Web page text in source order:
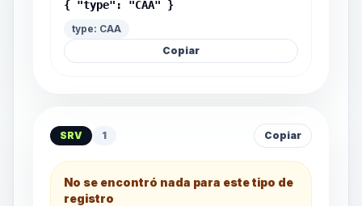
{ "type": "CAA" }
type: CAA
Copiar
SRV 1 Copiar
No se encontró nada para este tipo de
registro